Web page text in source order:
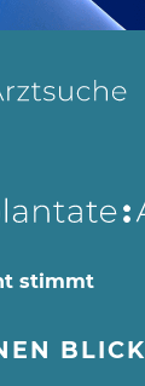
stimmt
BLICK